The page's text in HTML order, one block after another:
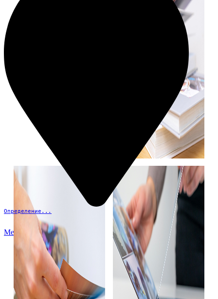
Определение...
Меню